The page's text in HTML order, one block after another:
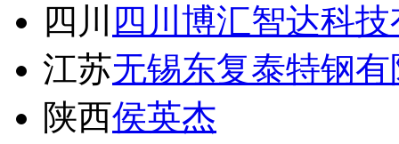
四川 四川博汇智达科
江苏无锡东复泰特钢
陕西侯英杰